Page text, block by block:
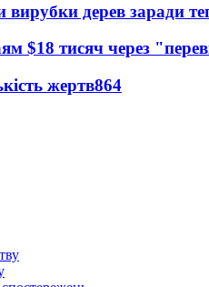
дерев заради
$18 тисяч через
жертв864